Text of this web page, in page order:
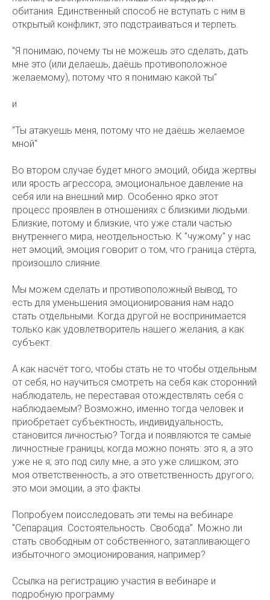
обитания. Единственный способ не вступать с ним в
открытый конфликт, это подстраиваться и терпеть.
"Я понимаю, почему ты не можешь это сделать, дать
мне это (или делаешь, даёшь противоположное
желаемому), потому что я понимаю какой ты"
и
"Ты атакуешь меня, потому что не даёшь желаемое
мной"
Во втором случае будет много эмоций, обида жертвы
или ярость агрессора, эмоциональное давление на
себя или на внешний мир. Особенно ярко этот
процесс проявлен в отношениях с близкими людьми.
Близкие, потому и близкие, что уже стали частью
внутреннего мира, неотдельностью. К "чужому" у нас
нет эмоций, эмоция говорит о том, что граница стёрта,
произошло слияние.
Мы можем сделать и противоположный вывод, то
есть для уменьшения эмоционирования нам надо
стать отдельными. Когда другой не воспринимается
только как удовлетворитель нашего желания, а как
субъект.
А как насчёт того, чтобы стать не то чтобы отдельным
от себя, но научиться смотреть на себя как сторонний
наблюдатель, не переставая отождествлять себя с
наблюдаемым? Возможно, именно тогда человек и
приобретает субъектность, индивидуальность,
становится личностью? Тогда и появляются те самые
личностные границы, когда можно понять: это я, а это
уже не я; это под силу мне, а это уже слишком; это
моя ответственность, а это ответственность другого;
это мои эмоции, а это факты.
Попробуем поисследовать эти темы на вебинаре
"Сепарация. Состоятельность. Свобода". Можно ли
стать свободным от собственного, затапливающего
избыточного эмоционирования, например?
Ссылка на регистрацию участия в вебинаре и
подробную программу